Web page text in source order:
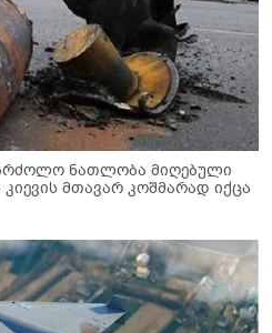
ნათლობა მიღებული
მთავარ კოშმარად იქცა